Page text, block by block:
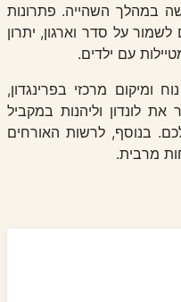
במהלך השהייה. פתרונות
על סדר וארגון, יתרון
עם ילדים.
ומיקום מרכזי בפרינגדון,
את לונדון וליהנות במקביל
בנוסף, לרשות האורחים
מרבית.